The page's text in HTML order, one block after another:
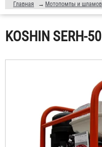
Главная → Мотопомпы и
KOSHIN SERH-